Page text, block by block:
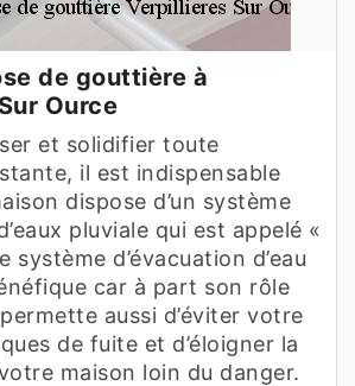
de gouttière à
Ource
et solidifier toute
il est indispensable
dispose d’un système
pluviale qui est appelé «
système d’évacuation d’eau
car à part son rôle
aussi d’éviter votre
de fuite et d’éloigner la
maison loin du danger.